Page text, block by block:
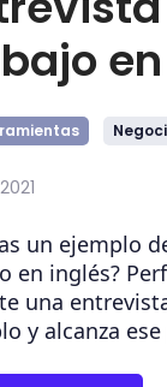
un ejemplo
en inglés?
una
y alcanza